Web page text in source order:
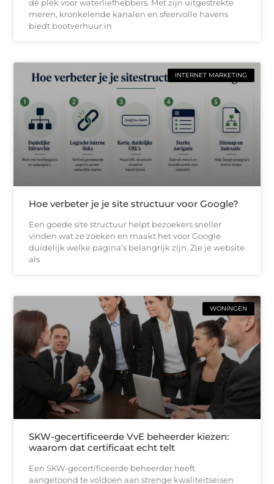
dé plek voor waterliefhebbers. Met zijn uitgestrekte
meren, kronkelende kanalen en sfeervolle havens
biedt bootverhuur in
INTERNET MARKETING
Hoe verbeter je je site structuur voor Google?
Een goede site structuur helpt bezoekers sneller
vinden wat ze zoeken en maakt het voor Google
duidelijk welke pagina’s belangrijk zijn. Zie je website
als
WONINGEN
SKW-gecertificeerde VvE beheerder kiezen:
waarom dat certificaat echt telt
Een SKW-gecertificeerde beheerder heeft
aangetoond te voldoen aan strenge kwaliteitseisen